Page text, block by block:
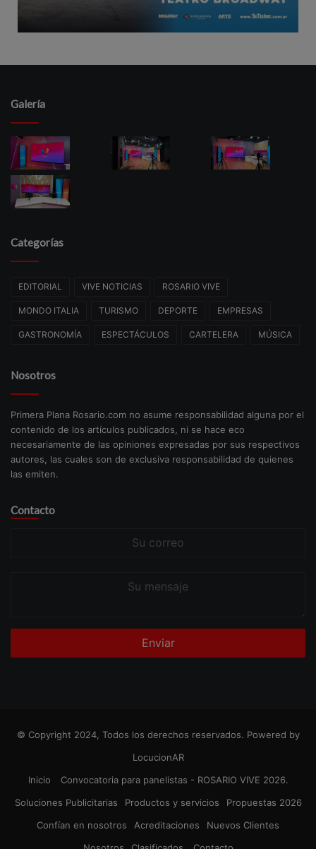
Galería
Categorías
EDITORIAL VIVE NOTICIAS ROSARIO VIVE
MONDO ITALIA TURISMO DEPORTE EMPRESAS
GASTRONOMÍA ESPECTÁCULOS CARTELERA MÚSICA
Nosotros
Primera Plana Rosario.com no asume responsabilidad alguna por el
contenido de los artículos publicados, ni se hace eco
necesariamente de las opiniones expresadas por sus respectivos
autores, las cuales son de exclusiva responsabilidad de quienes
las emiten.
Contacto
© Copyright 2024, Todos los derechos reservados. Powered by
LocucionAR
Inicio
Convocatoria para panelistas - ROSARIO VIVE 2026.
Soluciones Publicitarias
Productos y servicios
Propuestas 2026
Confían en nosotros
Acreditaciones
Nuevos Clientes